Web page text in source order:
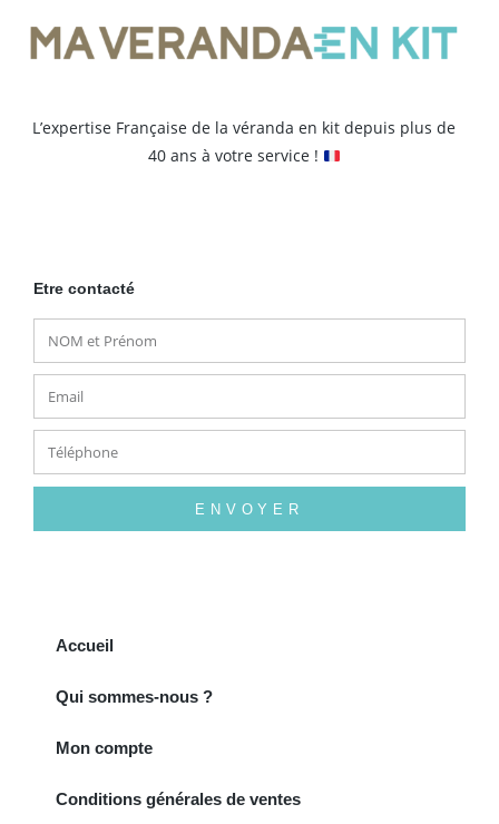
L’expertise Française de la véranda en kit depuis plus de
40 ans à votre service !
Etre contacté
ENVOYER
Accueil
Qui sommes-nous ?
Mon compte
Conditions générales de ventes